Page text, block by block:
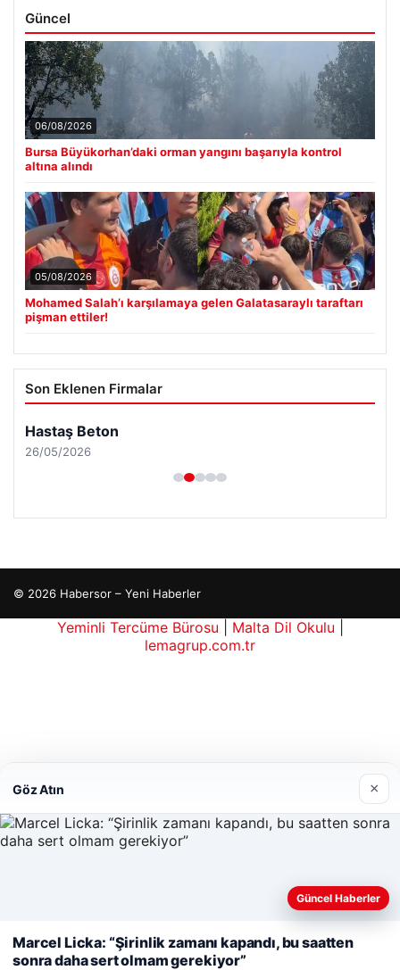
Güncel
06/08/2026
Bursa Büyükorhan’daki orman yangını başarıyla kontrol
altına alındı
05/08/2026
Mohamed Salah’ı karşılamaya gelen Galatasaraylı taraftarı
pişman ettiler!
Son Eklenen Firmalar
Hastaş Beton
26/05/2026
© 2026 Habersor – Yeni Haberler
Web sitemizi nasıl kullandığınızı daha iyi anlayabilmek,
kullanıyoruz.Çerez Politikamız
Göz Atın ×
Güncel Haberler
Marcel Licka: “Şirinlik zamanı kapandı, bu saatten
sonra daha sert olmam gerekiyor”
Yeminli Tercüme Bürosu Malta Dil Okulu
lemagrup.com.tr